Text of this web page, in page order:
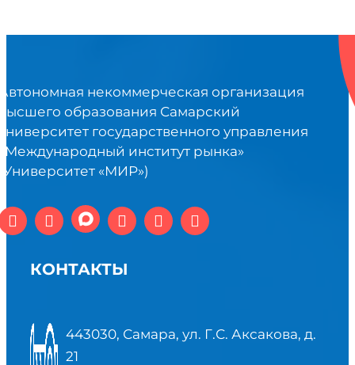
некоммерческая организация
образования Самарский
государственного управления
институт рынка»
«МИР»)
КОНТАКТЫ
443030, Самара, ул. Г.С. Аксакова, д.
21